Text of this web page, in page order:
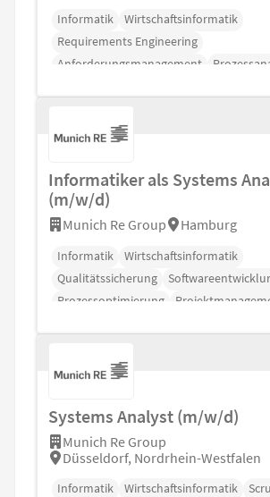
Informatik
Wirtschaftsinformatik
Requirements Engineering
Anforderungsmanagement
Informatiker als Systems
(m/w/d)
Munich Re Group Hamburg
Informatik
Wirtschaftsinformatik
Qualitätssicherung
Prozessoptimierung
Systems Analyst (m/w/d)
Munich Re Group
Düsseldorf, Nordrhein-Westfalen
Informatik Wirtschaftsinformatik